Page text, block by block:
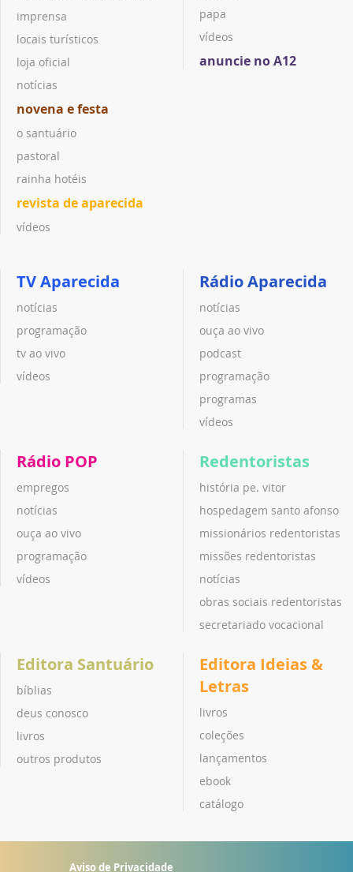
imprensa
locais turísticos
loja oficial
notícias
novena e festa
o santuário
pastoral
rainha hotéis
revista de aparecida
vídeos
papa
vídeos
anuncie no A12
TV Aparecida
notícias
programação
tv ao vivo
vídeos
Rádio Aparecida
notícias
ouça ao vivo
podcast
programação
programas
vídeos
Rádio POP
empregos
notícias
ouça ao vivo
programação
vídeos
Redentoristas
história pe. vitor
hospedagem santo afonso
missionários redentoristas
missões redentoristas
notícias
obras sociais redentoristas
secretariado vocacional
Editora Santuário
bíblias
deus conosco
livros
outros produtos
Editora Ideias &
Letras
livros
coleções
lançamentos
ebook
catálogo
Aviso de Privacidade